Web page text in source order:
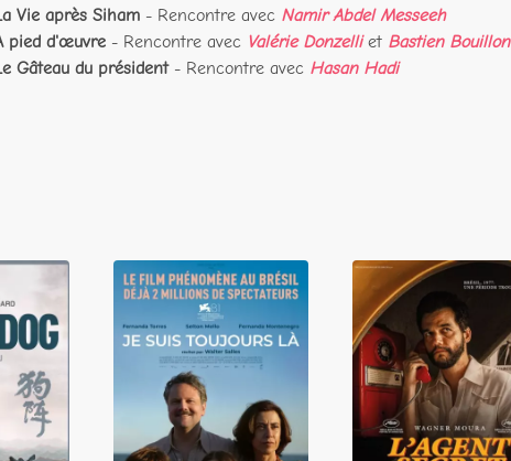
Vie après Siham - Rencontre avec Namir Abdel Messeeh
pied d'œuvre - Rencontre avec Valérie Donzelliet Bastien Bouillon
Gâteau du président- Rencontre avec Hasan Hadi
Je suis toujours
là
L'Agent secret